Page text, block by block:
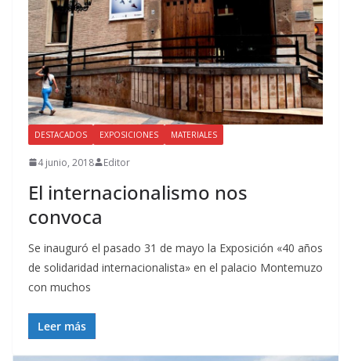
DESTACADOS EXPOSICIONES MATERIALES
4 junio, 2018 Editor
El internacionalismo nos
convoca
Se inauguró el pasado 31 de mayo la Exposición «40 años
de solidaridad internacionalista» en el palacio Montemuzo
con muchos
Leer más